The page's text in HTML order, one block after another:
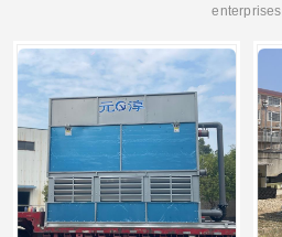
enterprises